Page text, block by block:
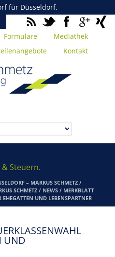
für Düsseldorf.
Formulare
Mediathek
Kontakt
Steuern.
– MARKUS SCHMETZ /
SCHMETZ / NEWS / MERKBLATT
EHEGATTEN UND LEBENSPARTNER
UND